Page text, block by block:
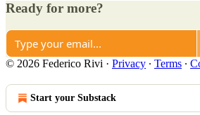
Ready for more?
© 2026 Federico Rivi · Privacy ∙ Terms ∙
Start your Substack